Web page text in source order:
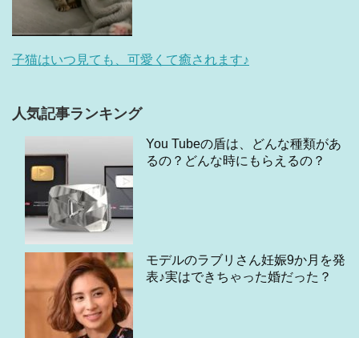
子猫はいつ見ても、可愛くて癒されます♪
人気記事ランキング
You Tubeの盾は、どんな種類があ
るの？どんな時にもらえるの？
モデルのラブリさん妊娠9か月を発
表♪実はできちゃった婚だった？